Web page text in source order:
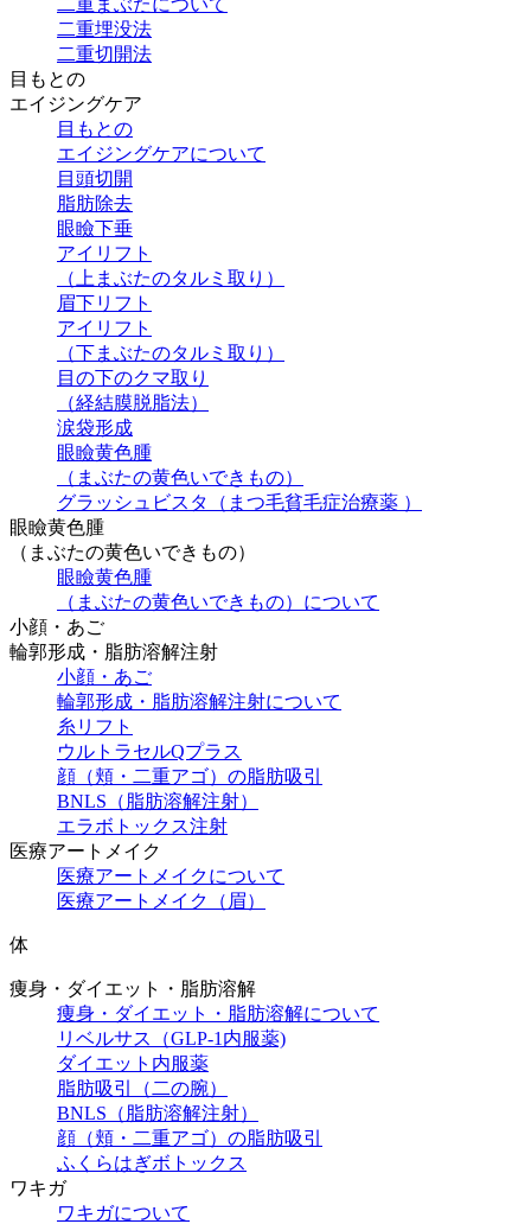
二重埋没法
二重切開法
目もとの
エイジングケア
目もとの
エイジングケアについて
目頭切開
脂肪除去
眼瞼下垂
アイリフト
（上まぶたのタルミ取り）
眉下リフト
アイリフト
（下まぶたのタルミ取り）
目の下のクマ取り
（経結膜脱脂法）
涙袋形成
眼瞼黄色腫
（まぶたの黄色いできもの）
グラッシュビスタ（まつ毛貧毛症治療薬 ）
眼瞼黄色腫
（まぶたの黄色いできもの）
眼瞼黄色腫
（まぶたの黄色いできもの）について
小顔・あご
輪郭形成・脂肪溶解注射
小顔・あご
輪郭形成・脂肪溶解注射について
糸リフト
ウルトラセルQプラス
顔（頬・二重アゴ）の脂肪吸引
BNLS（脂肪溶解注射）
エラボトックス注射
医療アートメイク
医療アートメイクについて
医療アートメイク（眉）
体
痩身・ダイエット・脂肪溶解
痩身・ダイエット・脂肪溶解について
リベルサス（GLP-1内服薬)
ダイエット内服薬
脂肪吸引（二の腕）
BNLS（脂肪溶解注射）
顔（頬・二重アゴ）の脂肪吸引
ふくらはぎボトックス
ワキガ
ワキガについて